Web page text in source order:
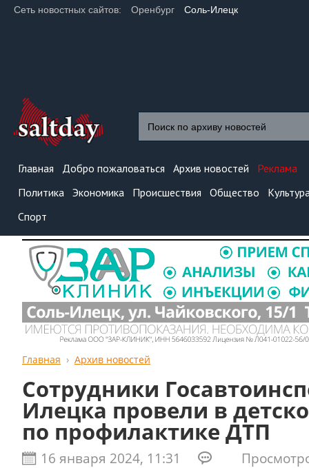
Сеть новостных сайтов: Оренбург Соль-Илецк
Главная Добро пожаловаться Архив новостей
Реклама
Политика Экономика Происшествия Общество
Спорт
Главная Архив новостей
Сотрудники
Илецка провели в
по профилактике ДТП
16 января 2024, 11:31